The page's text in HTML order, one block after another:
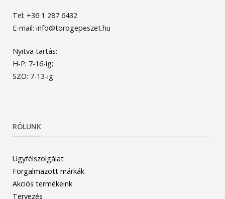
Tel: +36 1 287 6432
E-mail: info@torogepeszet.hu
Nyitva tartás:
H-P: 7-16-ig;
SZO: 7-13-ig
RÓLUNK
Ügyfélszolgálat
Forgalmazott márkák
Akciós termékeink
Tervezés